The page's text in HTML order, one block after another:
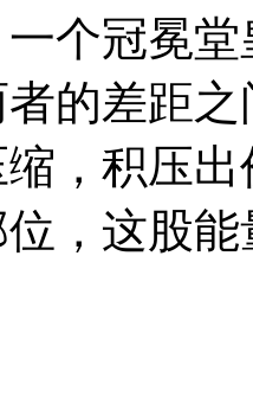
个冠冕
的差距
，积压
，这股